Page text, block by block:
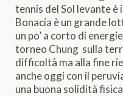
tennis del Sol levante è
Bonacia è un grande
un po’ a corto di
torneo Chung sulla
difficoltà ma alla fine
anche oggi con il
una buona solidità